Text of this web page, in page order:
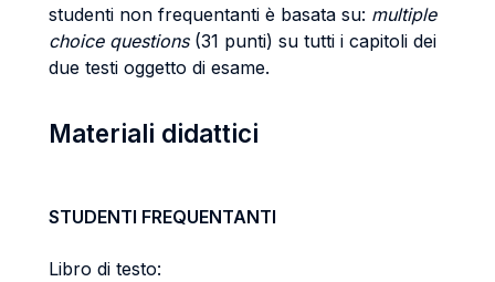
studenti non frequentanti è basata su: multiple
choice questions(31 punti) su tutti i capitoli dei
due testi oggetto di esame.
Materiali didattici
STUDENTI FREQUENTANTI
Libro di testo: